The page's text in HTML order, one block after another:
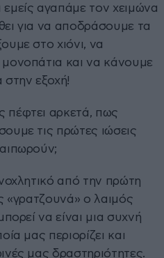
αγαπάμε τον χειμώνα
για να αποδράσουμε τα
στο χιόνι, να
και να κάνουμε
εξοχή!
αρκετά, πως
τις πρώτες ιώσεις
από την πρώτη
«γρατζουνά» ο λαιμός
να είναι μια συχνή
μας περιορίζει και
μας δραστηριότητες.